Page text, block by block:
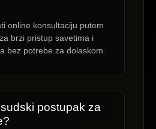
online konsultaciju putem
brzi pristup savetima i
bez potrebe za dolaskom.
postupak za